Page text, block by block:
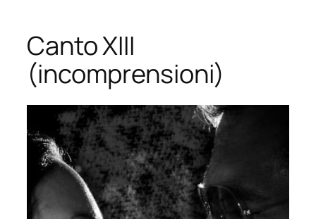
Canto XIII
(incomprensioni)